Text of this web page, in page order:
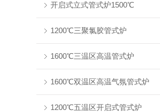
开启式立式管式炉1500℃
1200℃三聚氯胶管式炉
1600℃三温区高温管式炉
1600℃双温区高温气氛管式炉
1200℃五温区开启式管式炉